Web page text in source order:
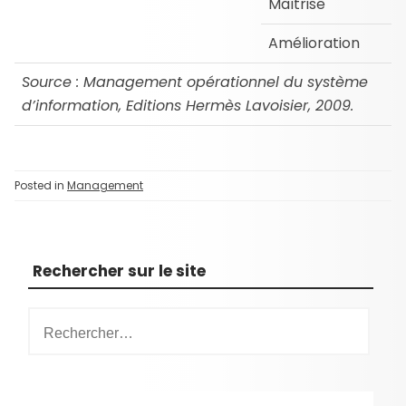
Amélioration
Source : Management opérationnel du système
d’information, Editions Hermès Lavoisier, 2009.
Posted in Management
Rechercher sur le site